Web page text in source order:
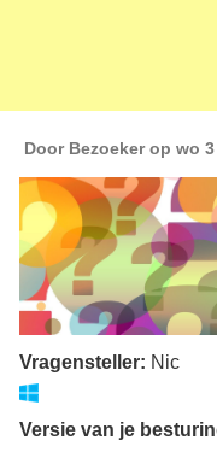
Door Bezoekerop wo 3
Vragensteller: Nic
Versie van je